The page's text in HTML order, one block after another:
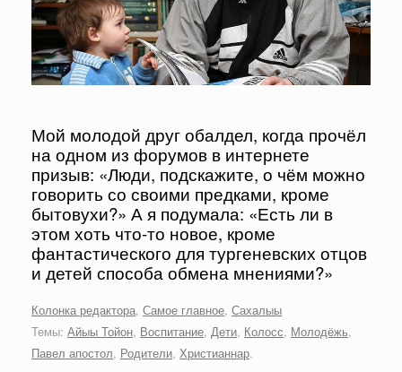
Мой молодой друг обалдел, когда прочёл
на одном из форумов в интернете
призыв: «Люди, подскажите, о чём можно
говорить со своими предками, кроме
бытовухи?» А я подумала: «Есть ли в
этом хоть что-то новое, кроме
фантастического для тургеневских отцов
и детей способа обмена мнениями?»
Колонка редактора, Самое главное, Сахалыы
Темы: Айыы Тойон, Воспитание, Дети, Колосс, Молодёжь,
Павел апостол, Родители, Христианнар.